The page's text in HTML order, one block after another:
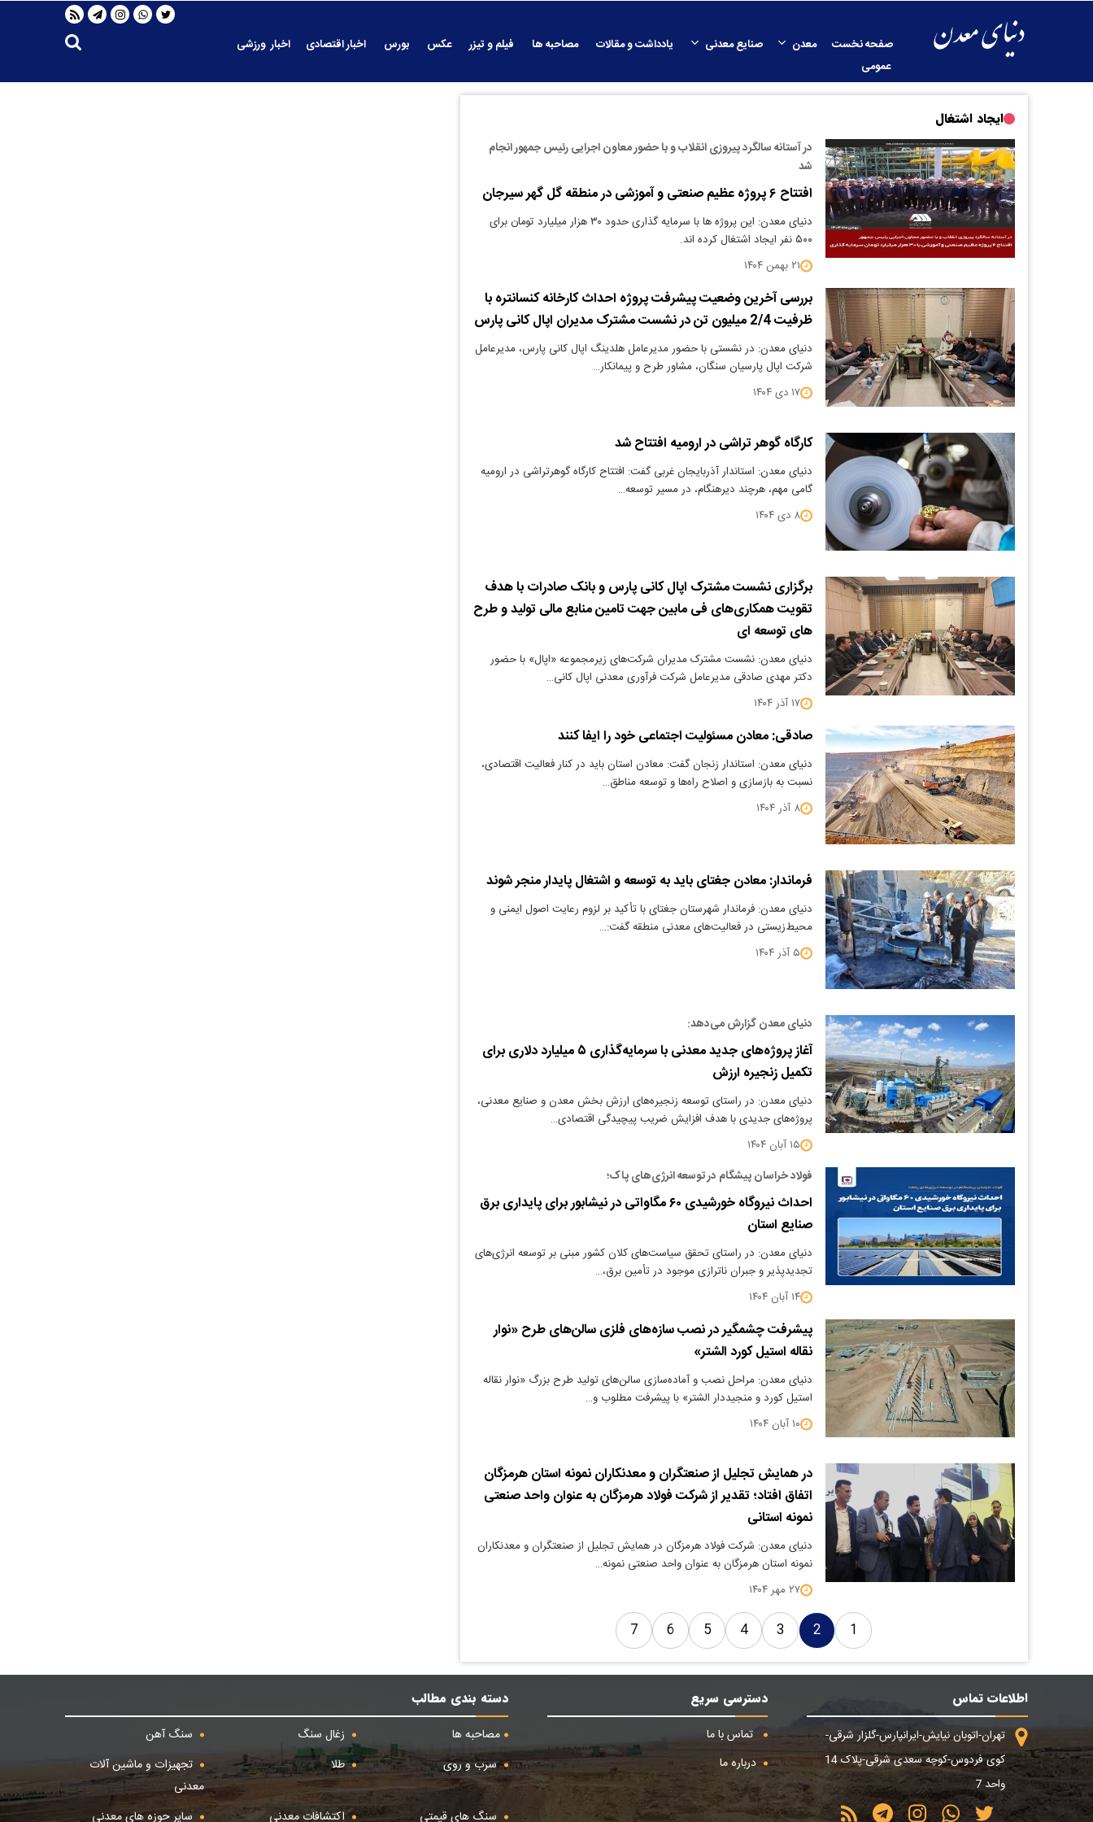
صفحه نخست معدن صنایع معدنی یادداشت و مقالات مصاحبه ها فیلم و تیزر عکس بورس اخبار اقتصادی
اخبار ورزشی
عمومی
ایجاد اشتغال
در آستانه سالگرد پیروزی انقلاب و با حضور معاون اجرایی رئیس جمهور انجام
شد
افتتاح ۶ پروژه عظیم صنعتی و آموزشی در منطقه گل گهر سیرجان
دنیای معدن: این پروژه ها با سرمایه گذاری حدود ۳۰ هزار میلیارد تومان برای
۵۰۰ نفر ایجاد اشتغال کرده اند.
۲۱ بهمن ۱۴۰۴
بررسی آخرین وضعیت پیشرفت پروژه احداث کارخانه کنسانتره با
ظرفیت 2/4 میلیون تن در نشست مشترک مدیران اپال کانی پارس
دنیای معدن: در نشستی با حضور مدیرعامل هلدینگ اپال کانی پارس، مدیرعامل
شرکت اپال پارسیان سنگان، مشاور طرح و پیمانکار…
۱۷ دی ۱۴۰۴
کارگاه گوهر تراشی در ارومیه افتتاح شد
دنیای معدن: استاندار آذربایجان غربی گفت: افتتاح کارگاه گوهر‌تراشی در ارومیه
گامی مهم، هرچند دیرهنگام، در مسیر توسعه…
۸ دی ۱۴۰۴
برگزاری نشست مشترک اپال کانی پارس و بانک صادرات با هدف
تقویت همکاری‌های فی مابین جهت تامین منابع مالی تولید و طرح
های توسعه ای
دنیای معدن: نشست مشترک مدیران شرکت‌های زیرمجموعه «اپال» با حضور
دکتر مهدی صادقی مدیرعامل شرکت فرآوری معدنی اپال کانی…
۱۷ آذر ۱۴۰۴
صادقی: معادن مسئولیت اجتماعی خود را ایفا کنند
دنیای معدن: استاندار زنجان گفت: معادن استان باید در کنار فعالیت اقتصادی،
نسبت به بازسازی و اصلاح راه‌ها و توسعه مناطق…
۸ آذر ۱۴۰۴
فرماندار: معادن جغتای باید به توسعه و اشتغال پایدار منجر شوند
​دنیای معدن: فرماندار شهرستان جغتای با تأکید بر لزوم رعایت اصول ایمنی و
محیط‌زیستی در فعالیت‌های معدنی منطقه گفت:…
۵ آذر ۱۴۰۴
دنیای معدن گزارش می‌دهد:
آغاز پروژه‌های جدید معدنی با سرمایه‌گذاری ۵ میلیارد دلاری برای
تکمیل زنجیره ارزش
دنیای معدن: در راستای توسعه زنجیره‌های ارزش بخش معدن و صنایع معدنی،
پروژه‌های جدیدی با هدف افزایش ضریب پیچیدگی اقتصادی…
۱۵ آبان ۱۴۰۴
فولاد خراسان پیشگام در توسعه انرژی‌های پاک؛
احداث نیروگاه خورشیدی ۶۰ مگاواتی در نیشابور برای پایداری برق
صنایع استان
دنیای معدن: در راستای تحقق سیاست‌های کلان کشور مبنی بر توسعه انرژی‌های
تجدیدپذیر و جبران ناترازی موجود در تأمین برق،…
۱۴ آبان ۱۴۰۴
پیشرفت چشمگیر در نصب سازه‌های فلزی سالن‌های طرح «نوار
نقاله استیل کورد الشتر»
دنیای معدن: مراحل نصب و آماده‌سازی سالن‌های تولید طرح بزرگ «نوار نقاله
استیل کورد و منجیددار الشتر» با پیشرفت مطلوب و…
۱۰ آبان ۱۴۰۴
در همایش تجلیل از صنعتگران و معدنکاران نمونه استان هرمزگان
اتفاق افتاد؛ تقدیر از شرکت فولاد هرمزگان به عنوان واحد صنعتی
نمونه استانی
دنیای معدن: شرکت فولاد هرمزگان در همایش تجلیل از صنعتگران و معدنکاران
نمونه استان هرمزگان به عنوان واحد صنعتی نمونه…
۲۷ مهر ۱۴۰۴
1
2
3
4
5
6
7
اطلاعات تماس
تهران-اتوبان نیایش-ایرانپارس-گلزار شرقی-
کوی فردوس-کوچه سعدی شرقی-پلاک 14
واحد 7
دسترسی سریع
تماس با ما
درباره ما
دسته بندی مطالب
مصاحبه ها
زغال سنگ
سنگ آهن
سرب و روی
طلا
تجهیزات و ماشین آلات
معدنی
سنگ های قیمتی
اکتشافات معدنی سایر حوزه های معدنی